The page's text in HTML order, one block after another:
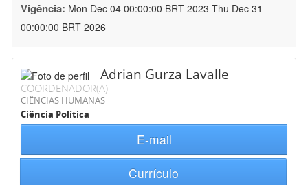
Vigência: Mon Dec 04 00:00:00 BRT 2023-Thu Dec 31
00:00:00 BRT 2026
Adrian Gurza Lavalle
COORDENADOR(A)
CIÊNCIAS HUMANAS
Ciência Política
E-mail
Currículo